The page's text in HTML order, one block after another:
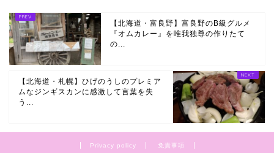
【北海道・富良野】富良野のB級グルメ
『オムカレー』を唯我独尊の作りたて
の...
【北海道・札幌】ひげのうしのプレミア
ムなジンギスカンに感激して言葉を失
う...
Privacy policy 免責事項